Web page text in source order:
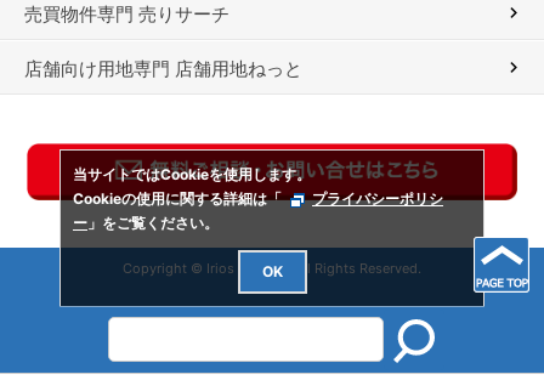
売買物件専門 売りサーチ
店舗向け用地専門 店舗用地ねっと
Copyright © Irios Co., Ltd. All Rights Reserved.
当サイトではCookieを使用します。
Cookieの使用に関する詳細は「
プライバシーポリシ
ー 」をご覧ください。
OK